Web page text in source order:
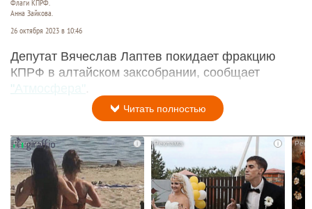
Флаги КПРФ.
Анна Зайкова.
26 октября 2023 в 10:46
Депутат Вячеслав Лаптев покидает фракцию
КПРФ в алтайском заксобрании, сообщает
"Атмосфера"
Читать полностью
i i